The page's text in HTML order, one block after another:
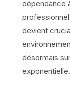
dépendance
devient
désormais
exponentielle.